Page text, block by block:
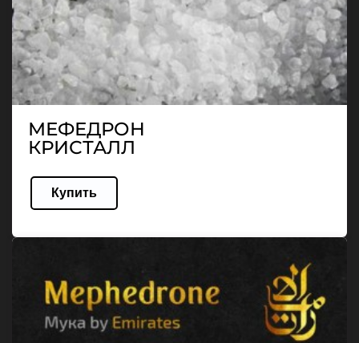
МЕФЕДРОН
КРИСТАЛЛ
Купить